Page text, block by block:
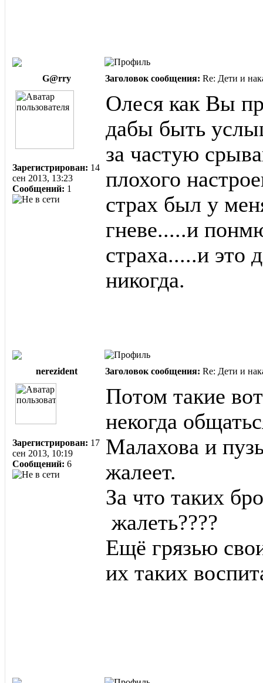
G@rry Заголовок сообщения: Re: Дети и
Зарегистрирован: 14
сен 2013, 13:23
Сообщений: 1
Олеся как Вы
дабы быть
за частую
плохого
страх был у
гневе.....и
страха.....и это
никогда.
nerezident Заголовок сообщения: Re: Дети и
Зарегистрирован: 17
сен 2013, 10:19
Сообщений: 6
Потом такие
некогда
Малахова и
жалеет.
За что таких
жалеть????
Ещё грязью
их таких